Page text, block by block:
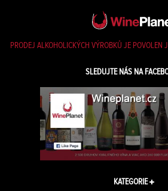
PRODEJ ALKOHOLICKÝCH VÝROBKŮ JE POVOLEN
SLEDUJTE NÁS NA
KATEGORIE